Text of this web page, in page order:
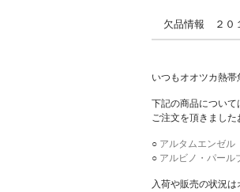
欠品情報 ２０
いつもオオツカ熱帯
下記の商品について
ご注文を頂きました
○ アルタムエンゼ
○ アルビノ・パー
入荷や販売の状況